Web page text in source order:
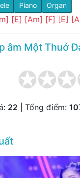
Piano Organ
[E] [Am] [F] [E]
âm Một Thuở
22 | Tổng điểm: